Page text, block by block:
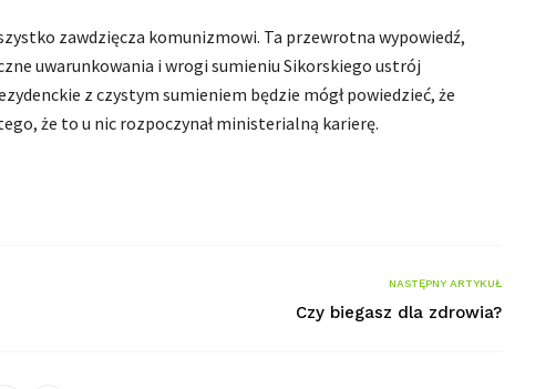
zawdzięcza komunizmowi. Ta przewrotna wypowiedź,
uwarunkowania i wrogi sumieniu Sikorskiego ustrój
z czystym sumieniem będzie mógł powiedzieć, że
że to u nic rozpoczynał ministerialną karierę.
NASTĘPNY ARTYKUŁ
Czy biegasz dla zdrowia?